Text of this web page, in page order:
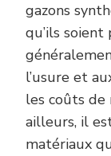
gazons
qu’ils soient
l’usure et
les coûts de
ailleurs, il
matériaux